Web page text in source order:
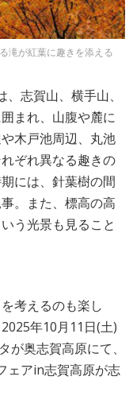
滝が紅葉に趣きを添える
志賀山、横手山、
まれ、山腹や麓に
木戸池周辺、丸池
ぞれ異なる趣きの
には、針葉樹の間
。また、標高の高
う光景も見ること
考えるのも楽し
年10月11日(土)
が奥志賀高原にて、
ェアin志賀高原が志